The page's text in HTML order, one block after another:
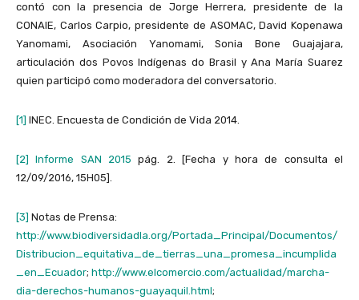
contó con la presencia de Jorge Herrera, presidente de la
CONAIE, Carlos Carpio, presidente de ASOMAC, David Kopenawa
Yanomami, Asociación Yanomami, Sonia Bone Guajajara,
articulación dos Povos Indígenas do Brasil y Ana María Suarez
quien participó como moderadora del conversatorio.
[1] INEC. Encuesta de Condición de Vida 2014.
[2] Informe SAN 2015 pág. 2. [Fecha y hora de consulta el
12/09/2016, 15H05].
[3] Notas de Prensa:
http://www.biodiversidadla.org/Portada_Principal/Documentos/
Distribucion_equitativa_de_tierras_una_promesa_incumplida
_en_Ecuador; http://www.elcomercio.com/actualidad/marcha-
dia-derechos-humanos-guayaquil.html;